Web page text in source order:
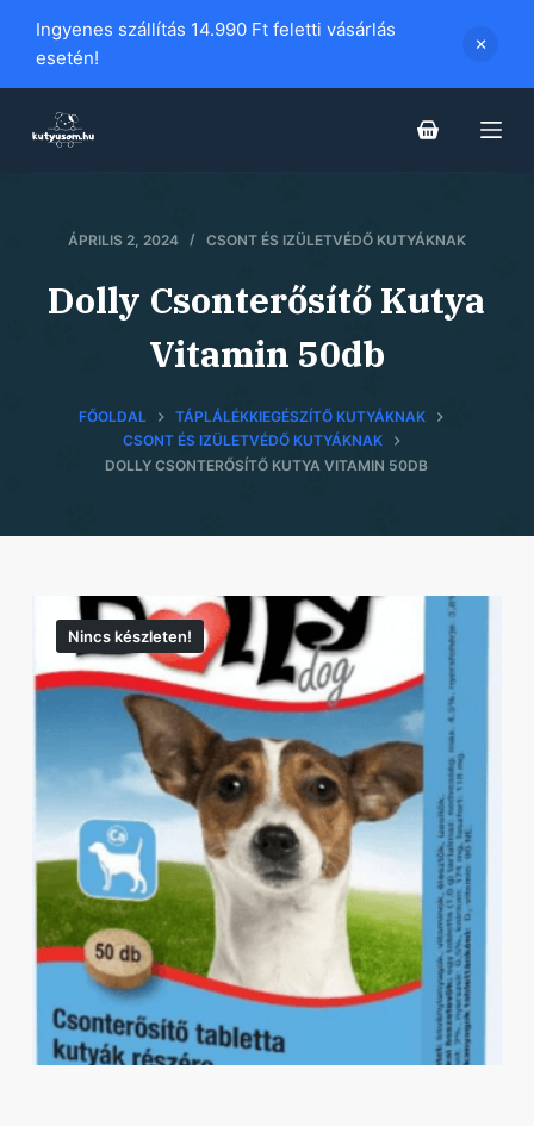
i
Ingyenes szállítás 14.990 Ft feletti vásárlás
esetén!
ÁPRILIS 2, 2024 CSONT ÉS IZÜLETVÉDŐ KUTYÁKNAK
Dolly Csonterősítő Kutya
Vitamin 50db
FŐOLDAL
TÁPLÁLÉKKIEGÉSZÍTŐ KUTYÁKNAK
CSONT ÉS IZÜLETVÉDŐ KUTYÁKNAK
DOLLY CSONTERŐSÍTŐ KUTYA VITAMIN 50DB
Nincs készleten!